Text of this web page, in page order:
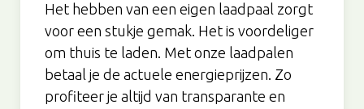
Het hebben van een eigen laadpaal zorgt
voor een stukje gemak. Het is voordeliger
om thuis te laden. Met onze laadpalen
betaal je de actuele energieprijzen. Zo
profiteer je altijd van transparante en